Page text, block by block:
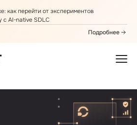
Подробнее
как перейти от экспериментов
с AI⁠-⁠native SDLC